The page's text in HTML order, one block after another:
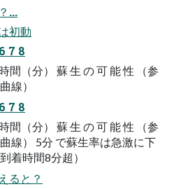
...
初動
7 8
間（分） 蘇 生 の 可 能 性 （参
線）
7 8
間（分） 蘇 生 の 可 能 性 （参
線） 5分 で蘇生率は急激に下
着時間8分超）
ると？